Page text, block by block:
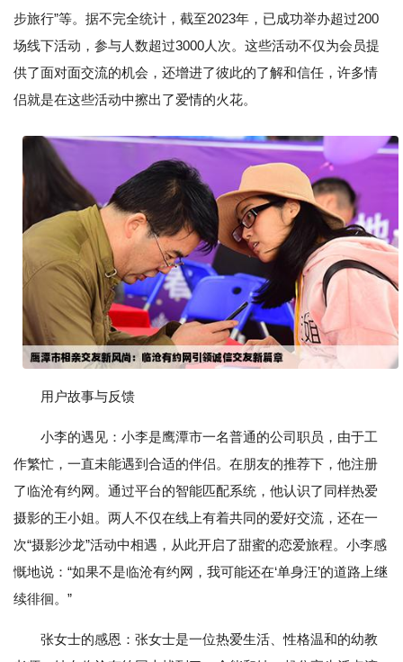
步旅行”等。据不完全统计，截至2023年，已成功举办超过200
场线下活动，参与人数超过3000人次。这些活动不仅为会员提
供了面对面交流的机会，还增进了彼此的了解和信任，许多情
侣就是在这些活动中擦出了爱情的火花。
用户故事与反馈
小李的遇见：小李是鹰潭市一名普通的公司职员，由于工
作繁忙，一直未能遇到合适的伴侣。在朋友的推荐下，他注册
了临沧有约网。通过平台的智能匹配系统，他认识了同样热爱
摄影的王小姐。两人不仅在线上有着共同的爱好交流，还在一
次“摄影沙龙”活动中相遇，从此开启了甜蜜的恋爱旅程。小李感
慨地说：“如果不是临沧有约网，我可能还在‘单身汪’的道路上继
续徘徊。”
张女士的感恩：张女士是一位热爱生活、性格温和的幼教